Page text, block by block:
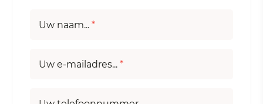
Uw naam... *
Uw e-mailadres... *